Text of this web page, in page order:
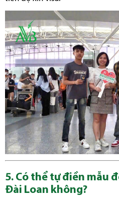
5. Có thể tự điền mẫu
Đài Loan không?